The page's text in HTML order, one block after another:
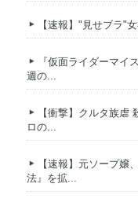
【速報】"見せブ
『仮面ライダーマイ
週の...
【衝撃】クルタ族虐
ロの...
【速報】元ソープ嬢
法』を拡...